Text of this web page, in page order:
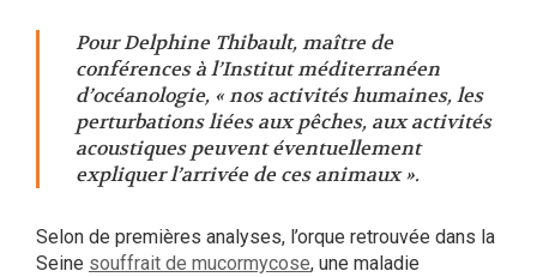
Pour Delphine Thibault, maître de
conférences à l’Institut méditerranéen
d’océanologie, « nos activités humaines, les
perturbations liées aux pêches, aux activités
acoustiques peuvent éventuellement
expliquer l’arrivée de ces animaux ».
Selon de premières analyses, l’orque retrouvée dans la
Seine souffrait de mucormycose, une maladie